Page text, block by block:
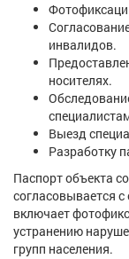
инвалидов.
носителях.
Выезд
Разработку
Паспорт объекта
согласовывается
включает
устранению
групп населения.